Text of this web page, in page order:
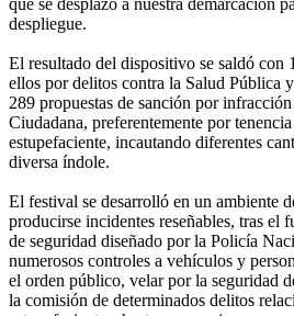
que se desplazó a nuestra demarcación
despliegue.
El resultado del dispositivo se saldó con
ellos por delitos contra la Salud Pública
289 propuestas de sanción por
Ciudadana, preferentemente por
estupefaciente, incautando diferentes
diversa índole.
El festival se desarrolló en un ambiente
producirse incidentes reseñables, tras el
de seguridad diseñado por la Policía
numerosos controles a vehículos y
el orden público, velar por la seguridad
la comisión de determinados delitos